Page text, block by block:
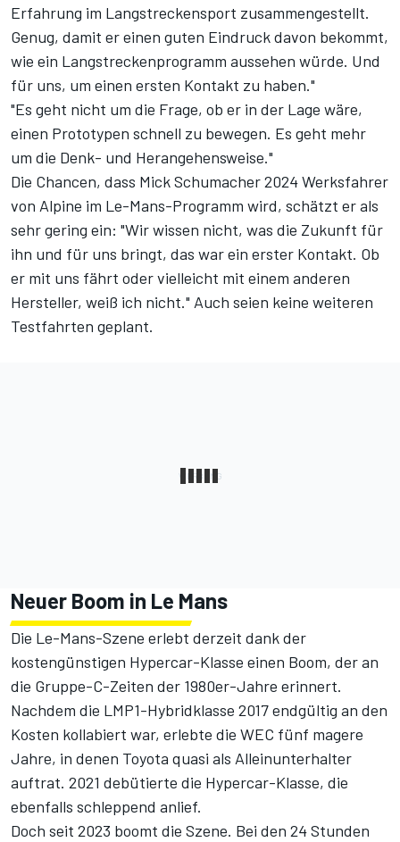
Erfahrung im Langstreckensport zusammengestellt.
Genug, damit er einen guten Eindruck davon bekommt,
wie ein Langstreckenprogramm aussehen würde. Und
für uns, um einen ersten Kontakt zu haben."
"Es geht nicht um die Frage, ob er in der Lage wäre,
einen Prototypen schnell zu bewegen. Es geht mehr
um die Denk- und Herangehensweise."
Die Chancen, dass Mick Schumacher 2024 Werksfahrer
von Alpine im Le-Mans-Programm wird, schätzt er als
sehr gering ein: "Wir wissen nicht, was die Zukunft für
ihn und für uns bringt, das war ein erster Kontakt. Ob
er mit uns fährt oder vielleicht mit einem anderen
Hersteller, weiß ich nicht." Auch seien keine weiteren
Testfahrten geplant.
Neuer Boom in Le Mans
Die Le-Mans-Szene erlebt derzeit dank der
kostengünstigen Hypercar-Klasse einen Boom, der an
die Gruppe-C-Zeiten der 1980er-Jahre erinnert.
Nachdem die LMP1-Hybridklasse 2017 endgültig an den
Kosten kollabiert war, erlebte die WEC fünf magere
Jahre, in denen Toyota quasi als Alleinunterhalter
auftrat. 2021 debütierte die Hypercar-Klasse, die
ebenfalls schleppend anlief.
Doch seit 2023 boomt die Szene. Bei den 24 Stunden